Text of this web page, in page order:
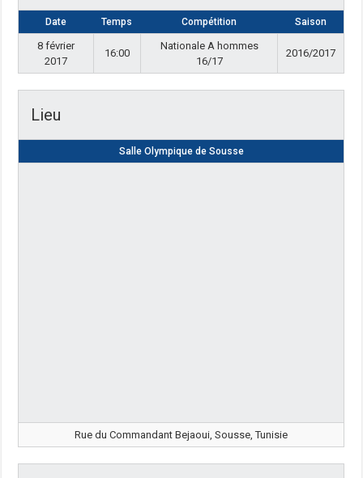
Date Temps Compétition Saison
8 février
2017
16:00
Nationale A hommes
16/17
2016/2017
Lieu
Salle Olympique de Sousse
Rue du Commandant Bejaoui, Sousse, Tunisie